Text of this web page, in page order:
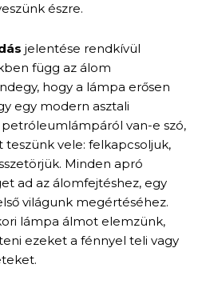
észre.
jelentése rendkívül
függ az álom
hogy a lámpa erősen
egy modern asztali
van-e szó,
vele: felkapcsoljuk,
Minden apró
ad az álomfejtéshez, egy
világunk megértéséhez.
lámpa álmot elemzünk,
ezeket a fénnyel teli vagy